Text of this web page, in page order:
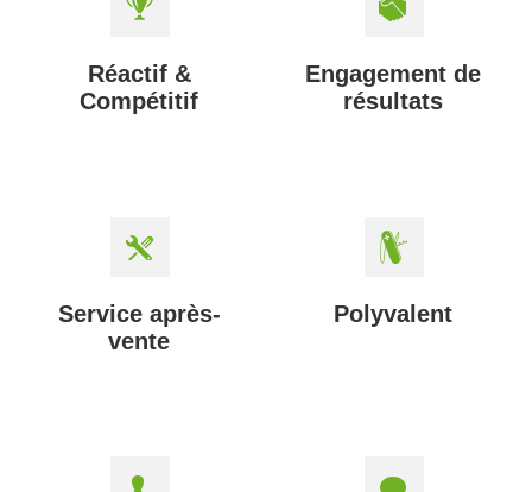
Réactif &
Compétitif
Engagement de
résultats
Service après-
vente
Polyvalent